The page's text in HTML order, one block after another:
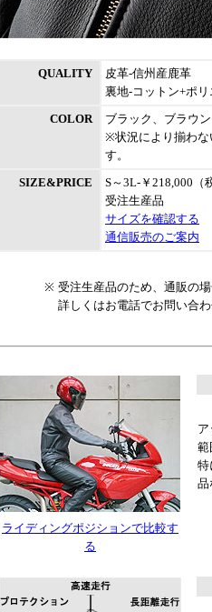
QUALITY
皮革-信州産鹿革
裏地-コットン+ポ
COLOR
ブラック、ブラウン
※状況により揃わな
す。
SIZE&PRICE
S～3L- ￥ 218,000
受注生産品
サイズを確認する
通信販売のご案内
※ 受注生産品のため、通販の
詳しくはお電話でお問い合
範
特
品
ライディングポジションで比較す
る